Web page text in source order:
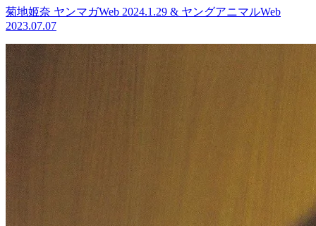
菊地姬奈 ヤンマガWeb 2024.1.29 & ヤングアニマルWeb
2023.07.07